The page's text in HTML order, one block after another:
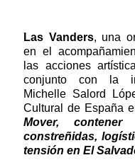
Las Vanders, una
en el
las acciones
conjunto con la
Michelle Salord
Cultural de España
Mover, contener
constreñidas,
tensión en El